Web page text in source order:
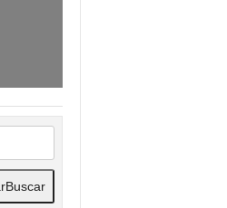
Buscar